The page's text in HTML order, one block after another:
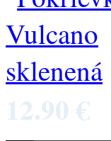
12.90 €